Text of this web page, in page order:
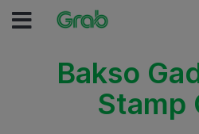
Bakso
Stamp